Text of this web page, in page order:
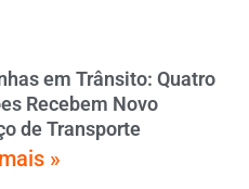
em Trânsito: Quatro
Recebem Novo
de Transporte
»